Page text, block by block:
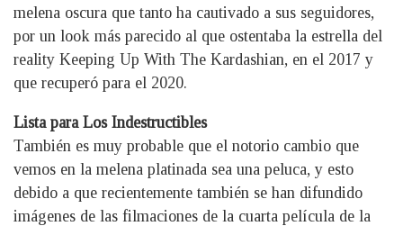
melena oscura que tanto ha cautivado a sus seguidores,
por un look más parecido al que ostentaba la estrella del
reality Keeping Up With The Kardashian, en el 2017 y
que recuperó para el 2020.
Lista para Los Indestructibles
También es muy probable que el notorio cambio que
vemos en la melena platinada sea una peluca, y esto
debido a que recientemente también se han difundido
imágenes de las filmaciones de la cuarta película de la